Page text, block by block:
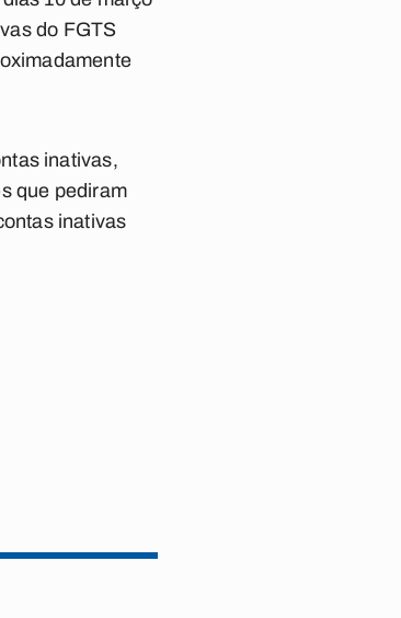
do FGTS
inativas,
que pediram
inativas